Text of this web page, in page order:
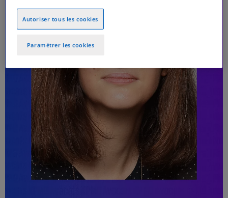
Paramétrer les cookies
Autoriser tous les cookies